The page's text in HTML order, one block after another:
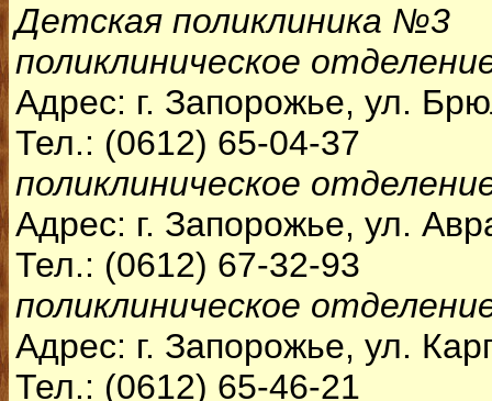
Детская поликлиника №3
поликлиническое
Адрес: г. Запорожье, ул.
Тел.: (0612) 65-04-37
поликлиническое
Адрес: г. Запорожье, ул.
Тел.: (0612) 67-32-93
поликлиническое
Адрес: г. Запорожье, ул.
Тел.: (0612) 65-46-21